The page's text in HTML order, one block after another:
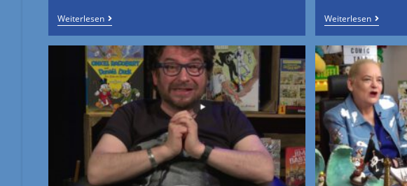
Weiterlesen Weiterlesen